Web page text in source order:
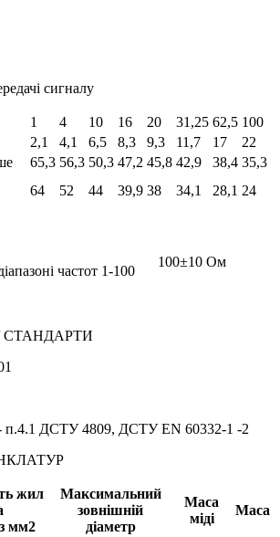
сигналу
1 4 10 16 20 31,25 62,5 100
2,1 4,1 6,5 8,3 9,3 11,7 17
22
65,3 56,3 50,3 47,2 45,8 42,9 38,4 35,3
64 52 44 39,9 38 34,1 28,1 24
частот 1-100
100±10 Ом
СТАНДАРТИ
п.4.1 ДСТУ 4809, ДСТУ EN 60332-1 -2
жил
мм2
Максимальний
зовнішній
діаметр
Маса
міді
Маса